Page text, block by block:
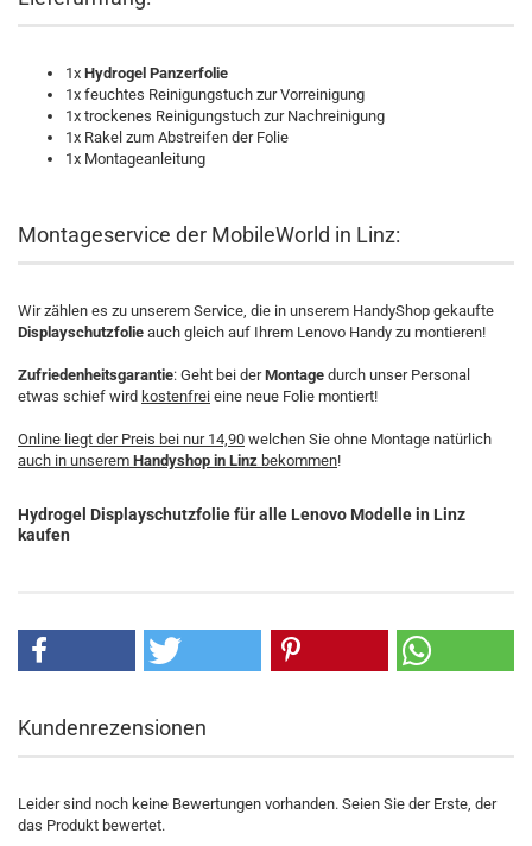
1x Hydrogel Panzerfolie
1x feuchtes Reinigungstuch zur Vorreinigung
1x trockenes Reinigungstuch zur Nachreinigung
1x Rakel zum Abstreifen der Folie
1x Montageanleitung
Montageservice der MobileWorld in Linz:
Wir zählen es zu unserem Service, die in unserem HandyShop gekaufte
Displayschutzfolie auch gleich auf Ihrem Lenovo Handy zu montieren!
Zufriedenheitsgarantie: Geht bei derMontage durch unser Personal
etwas schief wird kostenfrei eine neue Folie montiert!
Online liegt der Preis bei nur 14,90 welchen Sie ohne Montage natürlich
auch in unserem Handyshop in Linz bekommen!
Hydrogel Displayschutzfolie für alle Lenovo Modelle in Linz
kaufen
Kundenrezensionen
Leider sind noch keine Bewertungen vorhanden. Seien Sie der Erste, der
das Produkt bewertet.